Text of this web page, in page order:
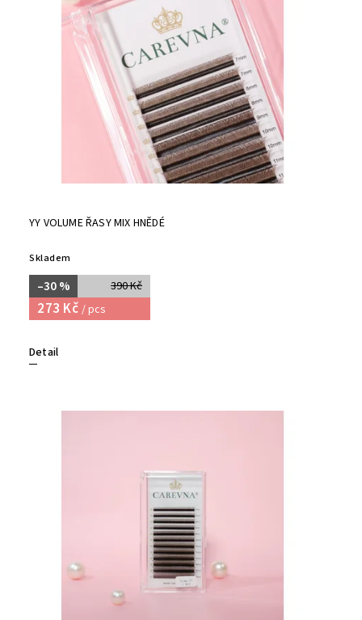
YY VOLUME ŘASY MIX HNĚDÉ
Skladem
390 Kč
–30 %
273 Kč / pcs
Detail